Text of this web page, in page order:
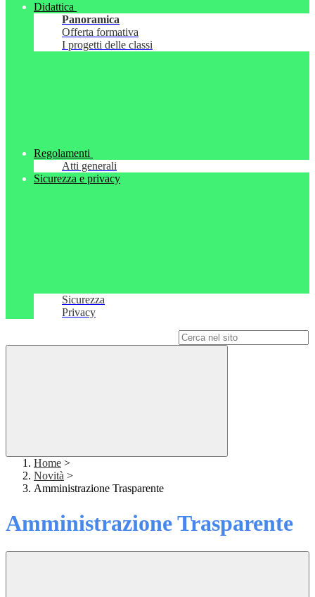
Didattica
Panoramica
Offerta formativa
I progetti delle classi
Regolamenti
Atti generali
Sicurezza e privacy
Sicurezza
Privacy
Home >
Novità >
Amministrazione Trasparente
Amministrazione Trasparente